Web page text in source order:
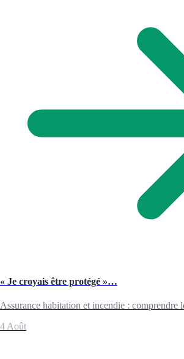
« Je croyais être protégé »…
Assurance habitation et incendie : comprendre
4 Août